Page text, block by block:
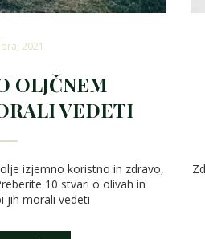
2021
OLJČNEM
VEDETI
izjemno koristno in zdravo,
10 stvari o olivah in
jih morali vedeti